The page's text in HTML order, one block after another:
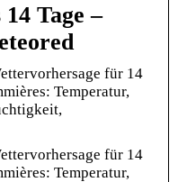
Tage –
für 14
Temperatur,
für 14
Temperatur,